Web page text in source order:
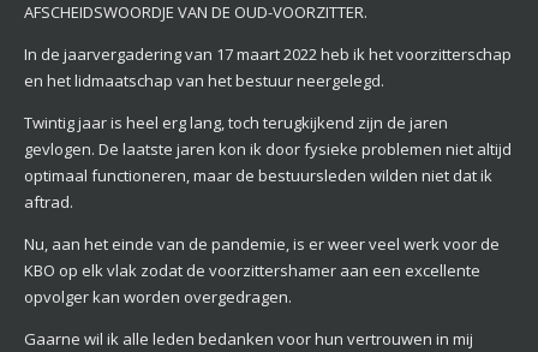
AFSCHEIDSWOORDJE VAN DE OUD-VOORZITTER.
In de jaarvergadering van 17 maart 2022 heb ik het voorzitterschap
en het lidmaatschap van het bestuur neergelegd.
Twintig jaar is heel erg lang, toch terugkijkend zijn de jaren
gevlogen. De laatste jaren kon ik door fysieke problemen niet altijd
optimaal functioneren, maar de bestuursleden wilden niet dat ik
aftrad.
Nu, aan het einde van de pandemie, is er weer veel werk voor de
KBO op elk vlak zodat de voorzittershamer aan een excellente
opvolger kan worden overgedragen.
Gaarne wil ik alle leden bedanken voor hun vertrouwen in mij